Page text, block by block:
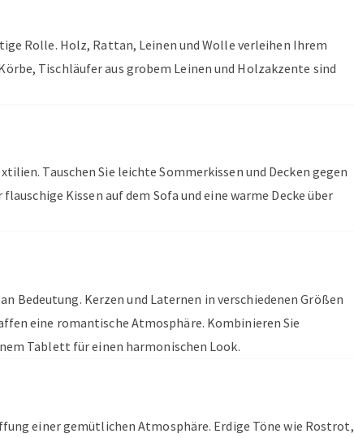
Rolle. Holz, Rattan, Leinen und Wolle verleihen Ihrem
Tischläufer aus grobem Leinen und Holzakzente sind
Tauschen Sie leichte Sommerkissen und Decken gegen
Kissen auf dem Sofa und eine warme Decke über
Bedeutung. Kerzen und Laternen in verschiedenen Größen
eine romantische Atmosphäre. Kombinieren Sie
Tablett für einen harmonischen Look.
einer gemütlichen Atmosphäre. Erdige Töne wie Rostrot,